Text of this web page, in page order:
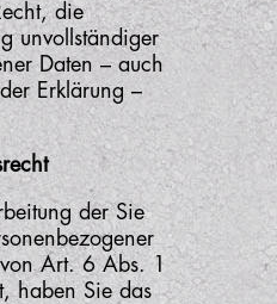
die
unvollständiger
Daten – auch
Erklärung –
der Sie
Art. 6 Abs. 1
haben Sie das